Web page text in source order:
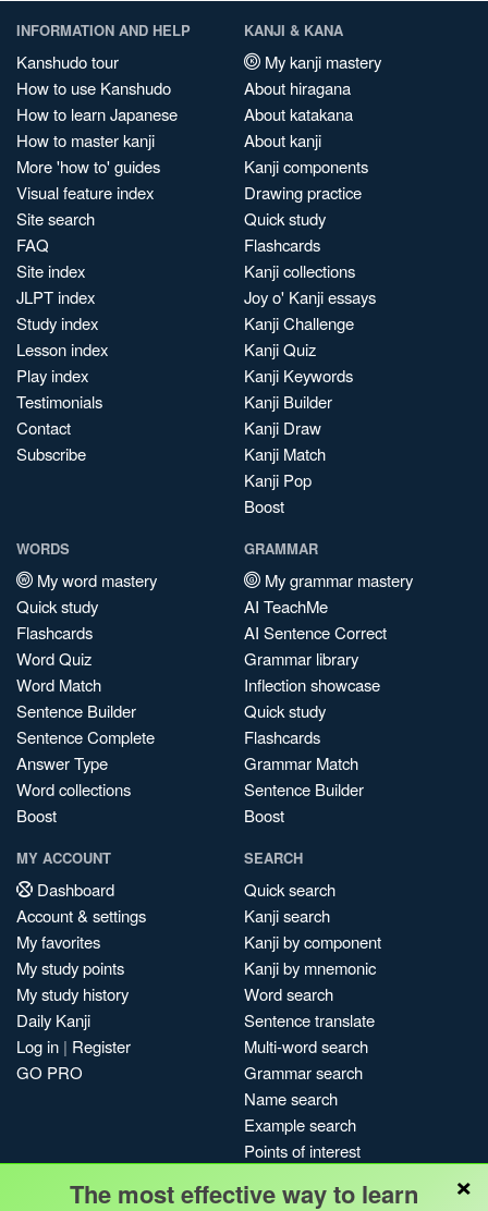
INFORMATION AND HELP
Kanshudo tour
How to use Kanshudo
How to learn Japanese
How to master kanji
More 'how to' guides
Visual feature index
Site search
FAQ
Site index
JLPT index
Study index
Lesson index
Play index
Testimonials
Contact
Subscribe
KANJI & KANA
My kanji mastery
About hiragana
About katakana
About kanji
Kanji components
Drawing practice
Quick study
Flashcards
Kanji collections
Joy o' Kanji essays
Kanji Challenge
Kanji Quiz
Kanji Keywords
Kanji Builder
Kanji Draw
Kanji Match
Kanji Pop
Boost
WORDS
My word mastery
Quick study
Flashcards
Word Quiz
Word Match
Sentence Builder
Sentence Complete
Answer Type
Word collections
Boost
GRAMMAR
My grammar mastery
AI TeachMe
AI Sentence Correct
Grammar library
Inflection showcase
Quick study
Flashcards
Grammar Match
Sentence Builder
Boost
MY ACCOUNT
Dashboard
Account & settings
My favorites
My study points
My study history
Daily Kanji
Log in | Register
GO PRO
SEARCH
Quick search
Kanji search
Kanji by component
Kanji by mnemonic
Word search
Sentence translate
Multi-word search
Grammar search
Name search
Example search
Points of interest
My search history
×
The most effective way to learn